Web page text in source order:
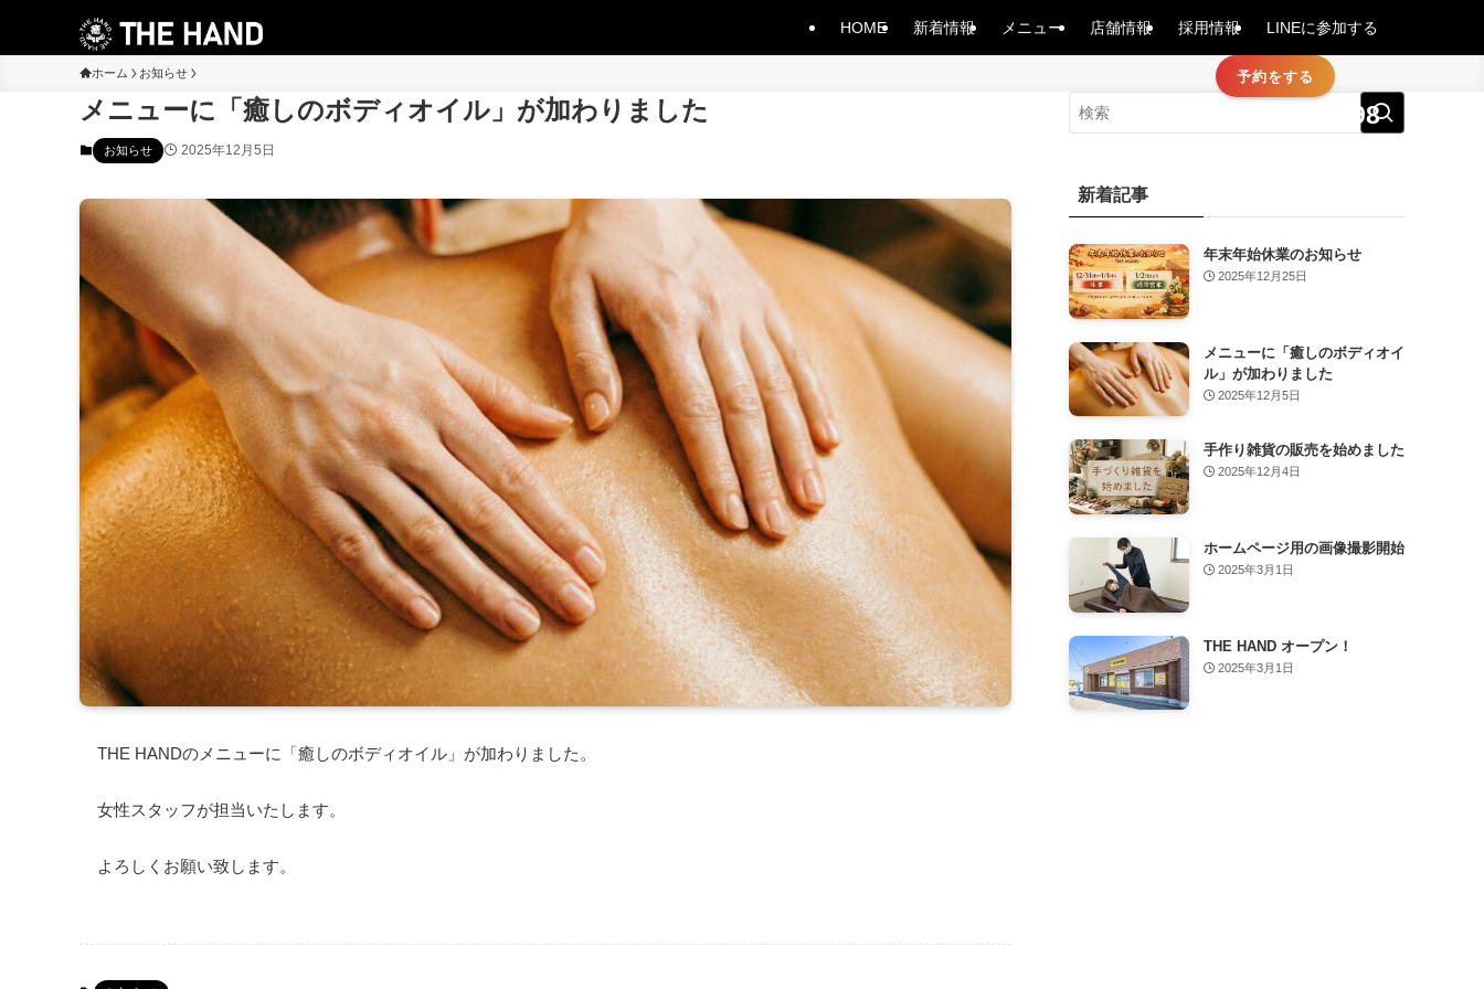
HOME 新着情報 メニュー 店舗情報 採用情報 LINEに参加する
予約をする
050-8885-4598
ホーム お知らせ
メニューに「癒しのボディオイル」が加わりました
お知らせ 2025年12月5日
THE HANDのメニューに「癒しのボディオイル」が加わりました。
女性スタッフが担当いたします。
よろしくお願い致します。
新着記事
年末年始休業のお知らせ
2025年12月25日
メニューに「癒しのボディオイ
ル」が加わりました
2025年12月5日
手作り雑貨の販売を始めました
2025年12月4日
ホームページ用の画像撮影開始
2025年3月1日
THE HAND オープン！
2025年3月1日